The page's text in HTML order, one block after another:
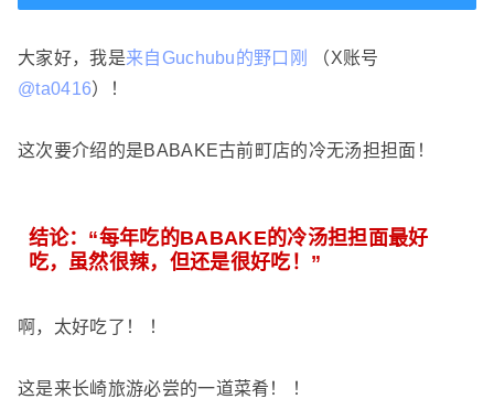
大家好，我是来自Guchubu的野口刚
（X账号
@ta0416）！
这次要介绍的是BABAKE古前町店的冷无汤担担面！
结论：“每年吃的BABAKE的冷汤担担面最好
吃，虽然很辣，但还是很好吃！”
啊，太好吃了！ ！
这是来长崎旅游必尝的一道菜肴！ ！